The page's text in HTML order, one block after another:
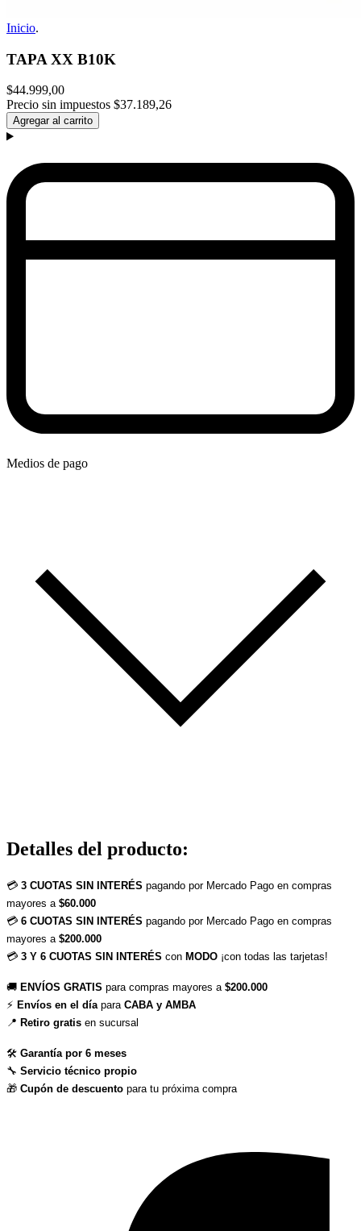
Inicio.
TAPA XX B10K
$44.999,00
Precio sin impuestos $37.189,26
Agregar al carrito
Medios de pago
Detalles del producto:
💳 3 CUOTAS SIN INTERÉS pagando por Mercado Pago en compras
mayores a $60.000
💳 6 CUOTAS SIN INTERÉS pagando por Mercado Pago en compras
mayores a $200.000
💳 3 Y 6 CUOTAS SIN INTERÉS con MODO ¡con todas las tarjetas!
🚚 ENVÍOS GRATIS para compras mayores a $200.000
⚡ Envíos en el día para CABA y AMBA
📍 Retiro gratis en sucursal
🛠 Garantía por 6 meses
🔧 Servicio técnico propio
🎁 Cupón de descuento para tu próxima compra